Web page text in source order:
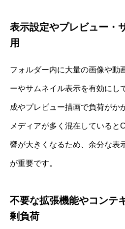
表示設定やプレビュー・
用
フォルダー内に大量の画像や動
ーやサムネイル表示を有効にし
成やプレビュー描画で負荷がか
メディアが多く混在していると
響が大きくなるため、余分な表
が重要です。
不要な拡張機能やコンテ
剰負荷